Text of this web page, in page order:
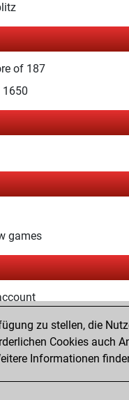
of 187
1650
games
zu stellen, die
Cookies auch
Informationen